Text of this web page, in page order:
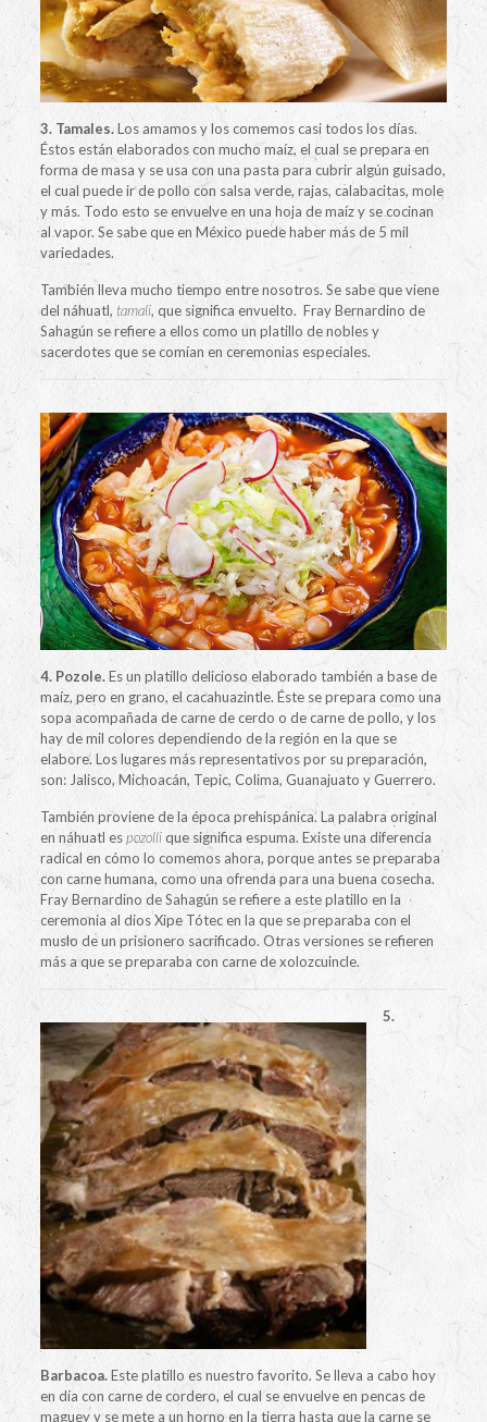
3. Tamales.Los amamos y los comemos casi todos los días.
Éstos están elaborados con mucho maíz, el cual se prepara en
forma de masa y se usa con una pasta para cubrir algún guisado,
el cual puede ir de pollo con salsa verde, rajas, calabacitas, mole
y más. Todo esto se envuelve en una hoja de maíz y se cocinan
al vapor. Se sabe que en México puede haber más de 5 mil
variedades.
También lleva mucho tiempo entre nosotros. Se sabe que viene
del náhuatl, tamali, que significa envuelto. Fray Bernardino de
Sahagún se refiere a ellos como un platillo de nobles y
sacerdotes que se comían en ceremonias especiales.
4. Pozole.Es un platillo delicioso elaborado también a base de
maíz, pero en grano, el cacahuazintle. Éste se prepara como una
sopa acompañada de carne de cerdo o de carne de pollo, y los
hay de mil colores dependiendo de la región en la que se
elabore. Los lugares más representativos por su preparación,
son: Jalisco, Michoacán, Tepic, Colima, Guanajuato y Guerrero.
También proviene de la época prehispánica. La palabra original
en náhuatl espozollique significa espuma. Existe una diferencia
radical en cómo lo comemos ahora, porque antes se preparaba
con carne humana, como una ofrenda para una buena cosecha.
Fray Bernardino de Sahagún se refiere a este platillo en la
ceremonia al dios Xipe Tótec en la que se preparaba con el
muslo de un prisionero sacrificado. Otras versiones se refieren
más a que se preparaba con carne de xolozcuincle.
5.
Barbacoa.Este platillo es nuestro favorito. Se lleva a cabo hoy
en día con carne de cordero, el cual se envuelve en pencas de
maguey y se mete a un horno en la tierra hasta que la carne se